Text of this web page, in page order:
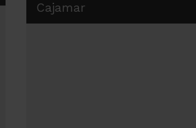
Cajamar